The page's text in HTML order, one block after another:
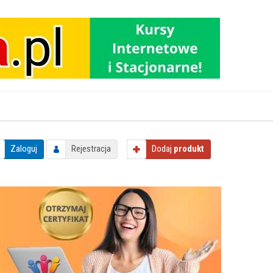
Zaloguj Rejestracja Dodaj produkt